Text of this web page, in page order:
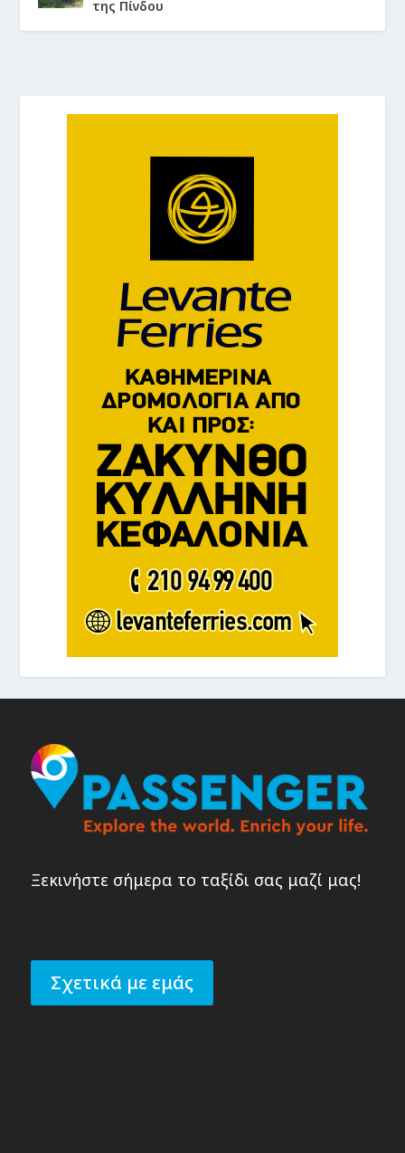
της Πίνδου
Ξεκινήστε σήμερα το ταξίδι σας μαζί μας!
Σχετικά με εμάς